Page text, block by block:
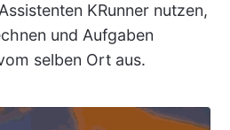
KRunner nutzen,
und Aufgaben
selben Ort aus.